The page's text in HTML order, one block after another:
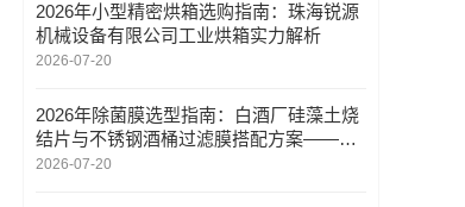
2026年小型精密烘箱选购指南：珠海锐源
机械设备有限公司工业烘箱实力解析
2026-07-20
2026年除菌膜选型指南：白酒厂硅藻土烧
结片与不锈钢酒桶过滤膜搭配方案——辉
尔信净化设备
2026-07-20